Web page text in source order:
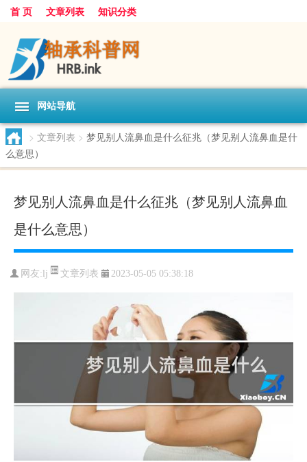
首 页 文章列表 知识分类
网站导航
> 文章列表 > 梦见别人流鼻血是什么征兆（梦见别人流鼻血是什
么意思）
梦见别人流鼻血是什么征兆（梦见别人流鼻血
是什么意思）
网友: lj 文章列表 2023-05-05 05:38:18